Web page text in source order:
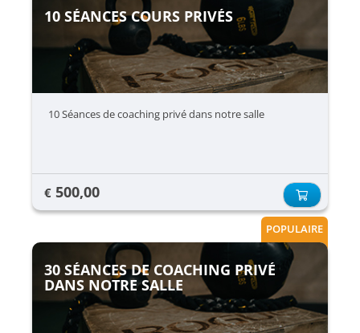
10 SÉANCES COURS PRIVÉS
10 Séances de coaching privé dans notre salle
€ 500,00
POPULAIRE
30 SÉANCES DE COACHING PRIVÉ
DANS NOTRE SALLE